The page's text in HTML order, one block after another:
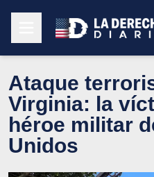
Ataque
Virginia: la
héroe militar
Unidos